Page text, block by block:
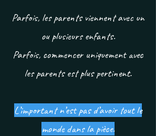
Parfois, les parents viennent avec un
ou plusieurs enfants.
Parfois, commencer uniquement avec
les parents est plus pertinent.
L’important n’est pas d’avoir tout le
monde dans la pièce.